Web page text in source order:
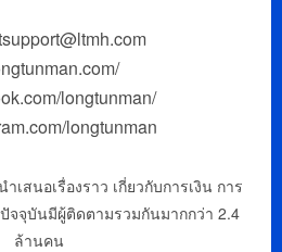
longtunman/
longtunman
สนอเรื่องราว เกี่ยวกับการเงิน การ
จจุบันมีผู้ติดตามรวมกันมากกว่า 2.4
ล้านคน